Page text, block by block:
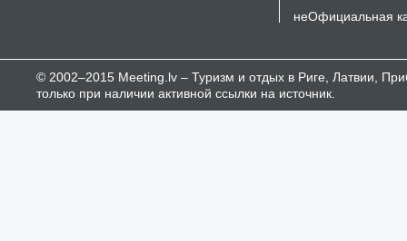
неОфициальная
© 2002–2015 Meeting.lv – Туризм и отдых в Риге, Латвии,
только при наличии активной ссылки на источник.